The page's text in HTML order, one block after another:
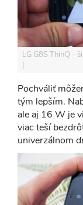
LG G8S ThinQ -
Pochváliť
tým lepším.
ale aj 16 W je
viac teší
univerzálnom